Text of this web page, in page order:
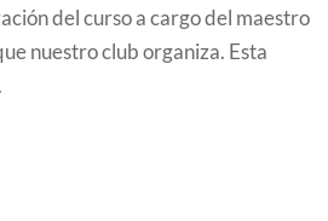
del curso a cargo del maestro
nuestro club organiza. Esta